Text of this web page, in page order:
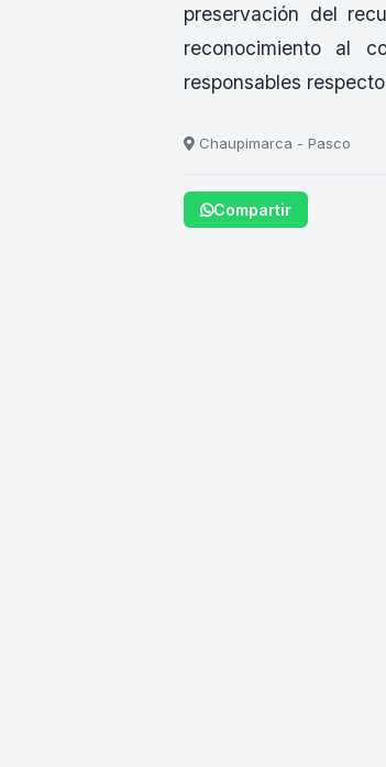
preservación del
reconocimiento al
responsables
Chaupimarca - Pasco
Compartir